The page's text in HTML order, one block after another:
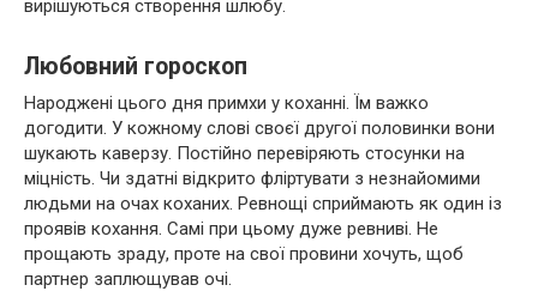
вирішуються створення шлюбу.
Любовний гороскоп
Народжені цього дня примхи у коханні. Їм важко
догодити. У кожному слові своєї другої половинки вони
шукають каверзу. Постійно перевіряють стосунки на
міцність. Чи здатні відкрито фліртувати з незнайомими
людьми на очах коханих. Ревнощі сприймають як один із
проявів кохання. Самі при цьому дуже ревниві. Не
прощають зраду, проте на свої провини хочуть, щоб
партнер заплющував очі.